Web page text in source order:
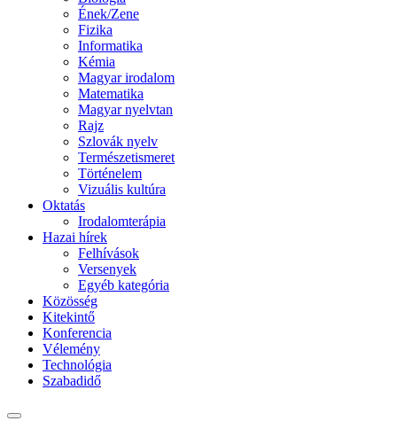
Ének/Zene
Fizika
Informatika
Kémia
Magyar irodalom
Matematika
Magyar nyelvtan
Rajz
Szlovák nyelv
Természetismeret
Történelem
Vizuális kultúra
Oktatás
Irodalomterápia
Hazai hírek
Felhívások
Versenyek
Egyéb kategória
Közösség
Kitekintő
Konferencia
Vélemény
Technológia
Szabadidő